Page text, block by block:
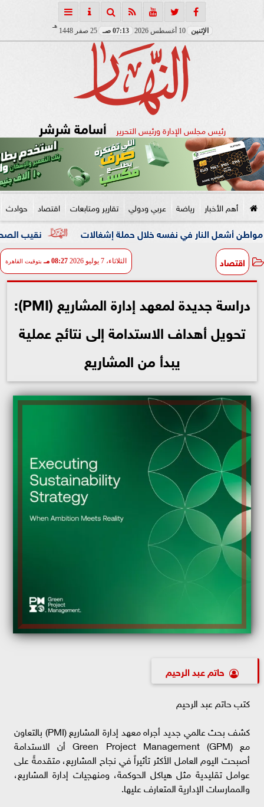
الإثنين 10 أغسطس 2026 07:13 صـ 25 صفر 1448
هـ
رئيس مجلس الإدارة ورئيس التحرير أسامة شرشر
أهم الأخبار رياضة عربي ودولي تقارير ومتابعات اقتصاد حوادث
نقيب الصحفيين النار في نفسه خلال حملة إشغالات
اقتصاد الثلاثاء، 7 يوليو 2026 08:27 مـ بتوقيت القاهرة
دراسة جديدة لمعهد إدارة المشاريع (PMI):
تحويل أهداف الاستدامة إلى نتائج عملية
يبدأ من المشاريع
حاتم عبد الرحيم
كتب حاتم عبد الرحيم
كشف بحث عالمي جديد أجراه معهد إدارة المشاريع (PMI) بالتعاون
مع Green Project Management (GPM) أن الاستدامة
أصبحت اليوم العامل الأكثر تأثيراً في نجاح المشاريع، متقدمةً على
عوامل تقليدية مثل هياكل الحوكمة، ومنهجيات إدارة المشاريع،
والممارسات الإدارية المتعارف عليها.